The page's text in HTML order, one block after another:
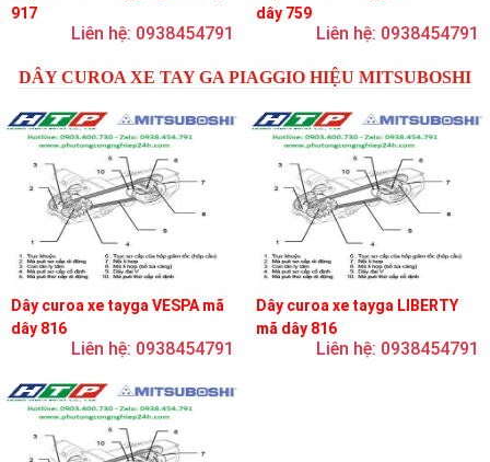
917
Liên hệ: 0938454791
dây 759
Liên hệ: 0938454791
DÂY CUROA XE TAY GA PIAGGIO HIỆU MITSUBOSHI
Dây curoa xe tayga VESPA mã
dây 816
Liên hệ: 0938454791
Dây curoa xe tayga LIBERTY
mã dây 816
Liên hệ: 0938454791